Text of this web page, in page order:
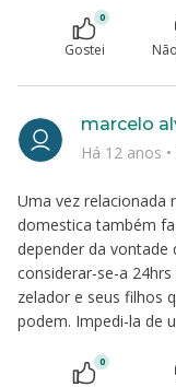
0
Gostei
Uma vez relacionada
domestica também
depender da vontade
considerar-se-a
zelador e seus filhos
podem. Impedi-la de
marcelo
Há 12 anos •
0